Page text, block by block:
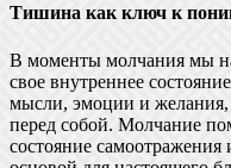
Тишина как ключ к
В моменты молчания мы
свое внутреннее
мысли, эмоции и желания,
перед собой. Молчание
состояние самоотражения